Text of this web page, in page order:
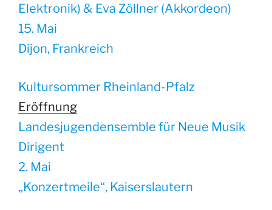
Elektronik) & Eva Zöllner (Akkordeon)
15. Mai
Dijon, Frankreich
Kultursommer Rheinland-Pfalz
Eröffnung
Landesjugendensemble für Neue Musik
Dirigent
2. Mai
„Konzertmeile“, Kaiserslautern